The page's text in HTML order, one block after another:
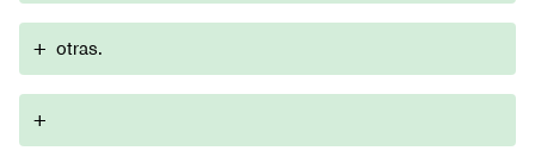
+ otras.
+